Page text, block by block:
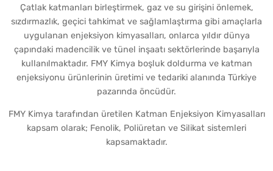
Çatlak katmanları birleştirmek, gaz ve su girişini önlemek,
sızdırmazlık, geçici tahkimat ve sağlamlaştırma gibi amaçlarla
uygulanan enjeksiyon kimyasalları, onlarca yıldır dünya
çapındaki madencilik ve tünel inşaatı sektörlerinde başarıyla
kullanılmaktadır. FMY Kimya boşluk doldurma ve katman
enjeksiyonu ürünlerinin üretimi ve tedariki alanında Türkiye
pazarında öncüdür.
FMY Kimya tarafından üretilen Katman Enjeksiyon Kimyasalları
kapsam olarak; Fenolik, Poliüretan ve Silikat sistemleri
kapsamaktadır.